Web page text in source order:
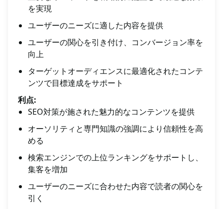
を実現
ユーザーのニーズに適した内容を提供
ユーザーの関心を引き付け、コンバージョン率を
向上
ターゲットオーディエンスに最適化されたコンテ
ンツで目標達成をサポート
利点:
SEO対策が施された魅力的なコンテンツを提供
オーソリティと専門知識の強調により信頼性を高
める
検索エンジンでの上位ランキングをサポートし、
集客を増加
ユーザーのニーズに合わせた内容で読者の関心を
引く